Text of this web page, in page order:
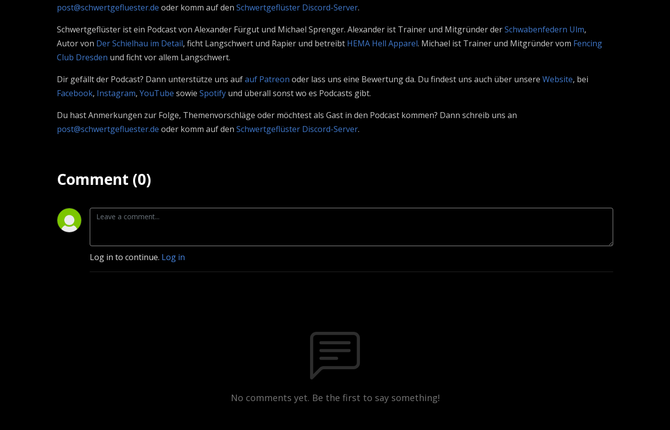
post@schwertgefluester.de oder komm auf den Schwertgeflüster Discord-Server.
Schwertgeflüster ist ein Podcast von Alexander Fürgut und Michael Sprenger. Alexander ist Trainer und Mitgründer derSchwabenfedern Ulm,
Autor von Der Schielhau im Detail, ficht Langschwert und Rapier und betreibt HEMA Hell Apparel. Michael ist Trainer und Mitgründer vom Fencing
Club Dresden und ficht vor allem Langschwert.
Dir gefällt der Podcast? Dann unterstütze uns aufauf Patreon oder lass uns eine Bewertung da. Du findest uns auch über unsere Website, bei
Facebook, Instagram, YouTube sowie Spotify und überall sonst wo es Podcasts gibt.
Du hast Anmerkungen zur Folge, Themenvorschläge oder möchtest als Gast in den Podcast kommen? Dann schreib uns an
post@schwertgefluester.de oder komm auf den Schwertgeflüster Discord-Server.
Comment (0)
Log in to continue. Log in
No comments yet. Be the first to say something!